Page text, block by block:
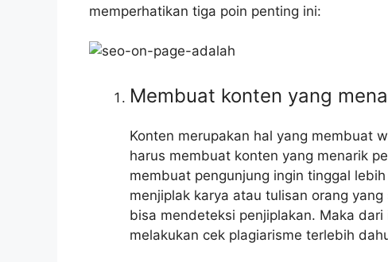
memperhatikan tiga poin penting ini:
Membuat konten yang
Konten merupakan hal yang membuat
harus membuat konten yang menarik
membuat pengunjung ingin tinggal
menjiplak karya atau tulisan orang
bisa mendeteksi penjiplakan. Maka
melakukan cek plagiarisme terlebih